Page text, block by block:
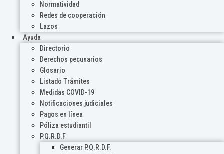
Normatividad
Redes de cooperación
Lazos
Ayuda
Directorio
Derechos pecunarios
Glosario
Listado Trámites
Medidas COVID-19
Notificaciones judiciales
Pagos en línea
Póliza estudiantil
P.Q.R.D.F
Generar P.Q.R.D.F.